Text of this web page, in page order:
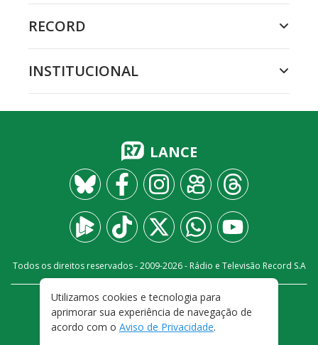
RECORD
INSTITUCIONAL
LANCE
Todos os direitos reservados - 2009-2026- Rádio e Televisão Record S.A
FALE CONOSCO
PRIVACIDADE
TERMOS E CONDIÇÕES DE USO
Utilizamos cookies e tecnologia para
aprimorar sua experiência de navegação de
acordo com o Aviso de Privacidade.